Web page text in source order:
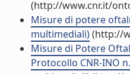
(http://www.cnr.it/
Misure di potere
multimediali)(http://
Misure di Potere
Protocollo CNR-INO